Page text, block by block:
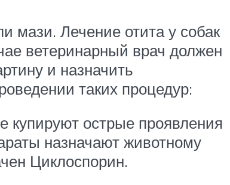
мази. Лечение отита у собак
ветеринарный врач должен
и назначить
таких процедур:
купируют острые проявления
назначают животному
Циклоспорин.